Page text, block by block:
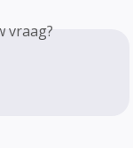
vraag?